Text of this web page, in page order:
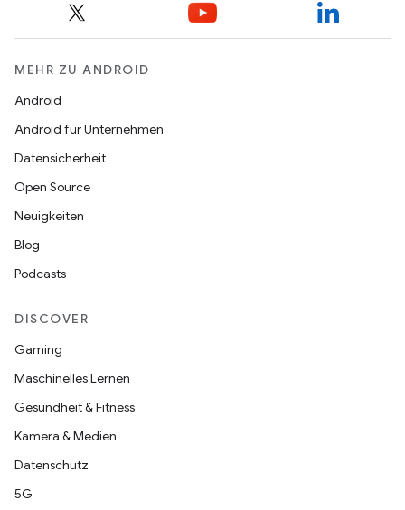
MEHR ZU ANDROID
Android
Android für Unternehmen
Datensicherheit
Open Source
Neuigkeiten
Blog
Podcasts
DISCOVER
Gaming
Maschinelles Lernen
Gesundheit & Fitness
Kamera & Medien
Datenschutz
5G